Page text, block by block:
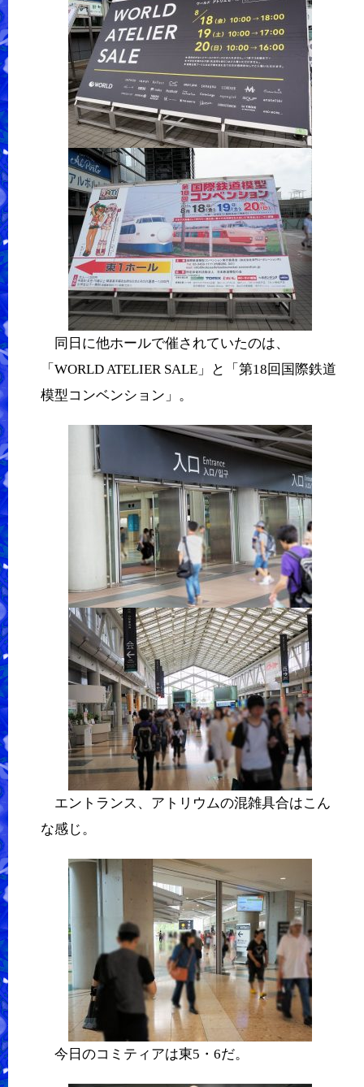
同日に他ホールで催されていたのは、
「WORLD ATELIER SALE」と「第18回国際鉄道
模型コンベンション」。
エントランス、アトリウムの混雑具合はこん
な感じ。
今日のコミティアは東5・6だ。